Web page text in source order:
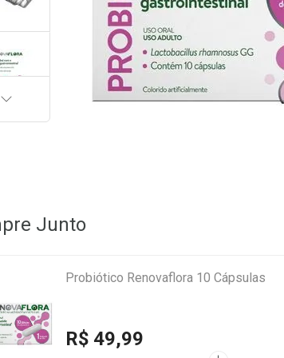
PRÓXIMA
Junto
Probiótico Renovaflora 10 Cápsulas
R$ 49,99